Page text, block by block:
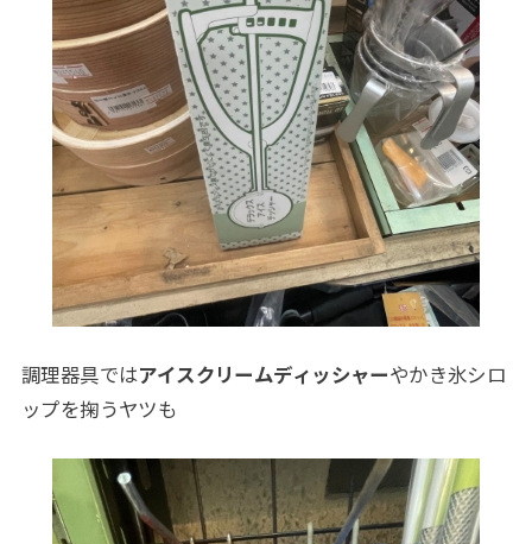
調理器具ではアイスクリームディッシャーやかき氷シロ
ップを掬うヤツも